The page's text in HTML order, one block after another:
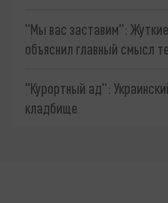
"Мы вас заставим":
объяснил главный смысл
"Курортный ад":
кладбище